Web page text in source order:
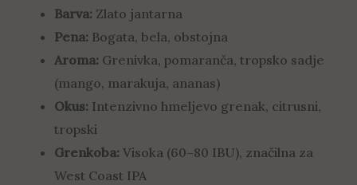
Barva: Zlato jantarna
Pena: Bogata, bela, obstojna
Aroma: Grenivka, pomaranča, tropsko sadje
(mango, marakuja, ananas)
Okus: Intenzivno hmeljevo grenak, citrusni,
tropski
Grenkoba: Visoka (60–80 IBU), značilna za
West Coast IPA